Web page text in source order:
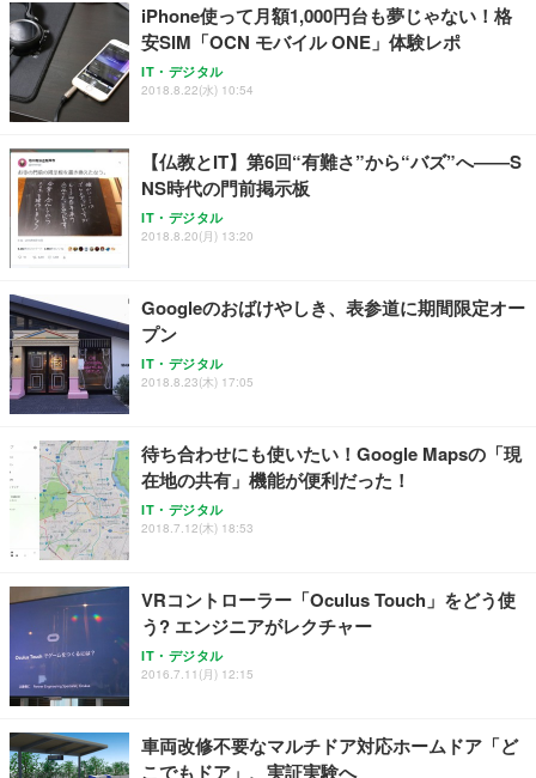
務用 おしゃれ パソコンチェア (ブラック)
Sezlife オフィスチェア デスクチェア 疲れない テレ
ワーク チェア 強化バックレスト 30度ロッキング機
能 人間工学 椅子 腰サポート 90度跳ね上げ式アーム
務用 おしゃれ パソコンチェア (ホワイト)
ANDWINT オフィスチェア デスクチェア 肘なし メ
ッシュ 通気性 ランバーサポート付き 腰サポート ガ
ス圧無段階昇降 360度回転 キャスター付き コンパク
【整備済み品】Dell E2724HS 27インチ 液晶モニタ
ー フルHD（1920×1080）VA 非光沢 HDMI/DisplayP
ort/VGA スピーカー内蔵 高さ調整 スイベル VESA対
【MiniLED/24.5inch/280Hz/FHD】GRAPHT THE S
HOOTER Gaming Monitor 24” Essential ゲーミン
グモニター QD 24.5インチ 1ms FHD 量子ドット 残
Smart Basic(スマートベーシック) 【Amazon.co.jp
限定】 Smart Basic アイリスオーヤマ ペットシーツ
超厚型 お徳用 ワイド 100枚入 (x 1) (ケース販売)
アイリスオーヤマ ペットシーツ 超厚型 お徳用 レギ
ュラー 200枚入【Amazon.co.jp限定】
iPhone使って月額1,000円台も夢じゃない！格
安SIM「OCN モバイル ONE」体験レポ
IT・デジタル
2018.8.22(水) 10:54
【仏教とIT】第6回“有難さ”から“バズ”へ――S
NS時代の門前掲示板
IT・デジタル
2018.8.20(月) 13:20
Googleのおばけやしき、表参道に期間限定オー
プン
IT・デジタル
2018.8.23(木) 17:05
待ち合わせにも使いたい！Google Mapsの「現
在地の共有」機能が便利だった！
IT・デジタル
2018.7.12(木) 18:53
VRコントローラー「Oculus Touch」をどう使
う? エンジニアがレクチャー
IT・デジタル
2016.7.11(月) 12:15
車両改修不要なマルチドア対応ホームドア「ど
こでもドア」、実証実験へ